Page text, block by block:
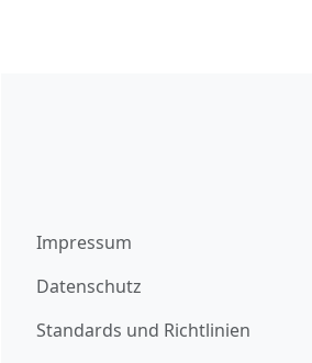
Impressum
Datenschutz
Standards und Richtlinien